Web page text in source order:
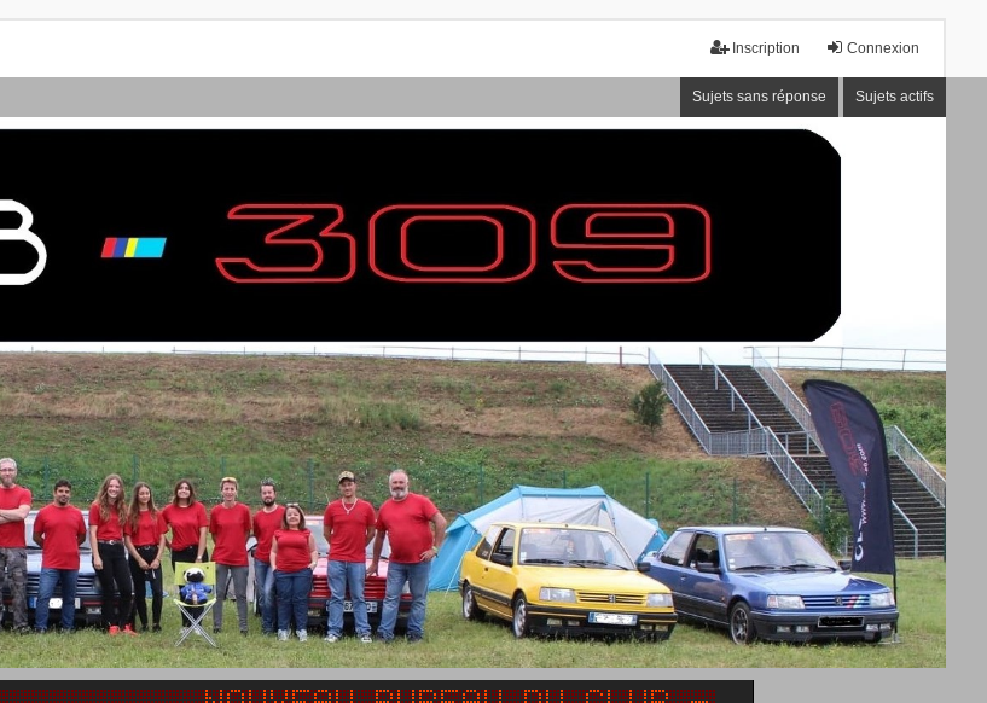
Connexion
Inscription
Sujets sans réponse Sujets actifs